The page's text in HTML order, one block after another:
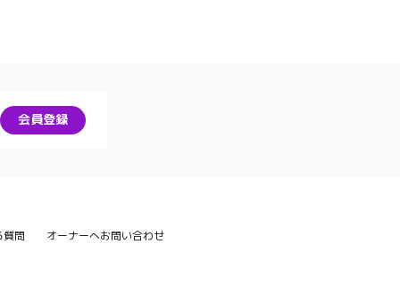
会員登録
質問 オーナーへお問い合わせ